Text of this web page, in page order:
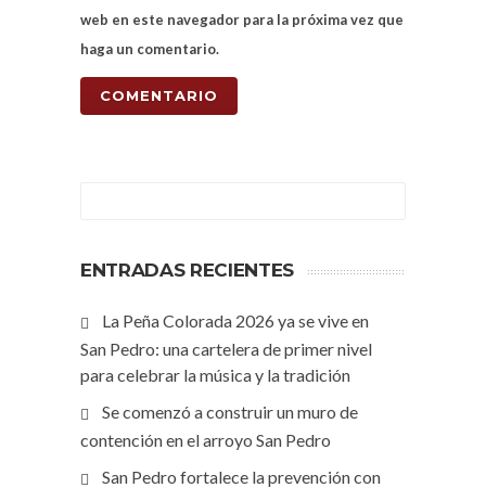
web en este navegador para la próxima vez que
haga un comentario.
ENTRADAS RECIENTES
La Peña Colorada 2026 ya se vive en
San Pedro: una cartelera de primer nivel
para celebrar la música y la tradición
Se comenzó a construir un muro de
contención en el arroyo San Pedro
San Pedro fortalece la prevención con